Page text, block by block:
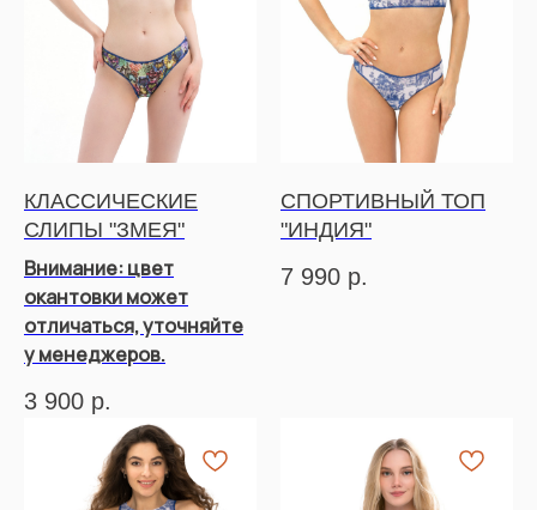
КЛАССИЧЕСКИЕ
СЛИПЫ "ЗМЕЯ"
Внимание: цвет
окантовки может
отличаться, уточняйте
у менеджеров.
3 900 р.
СПОРТИВНЫЙ ТОП
"ИНДИЯ"
7 990 р.